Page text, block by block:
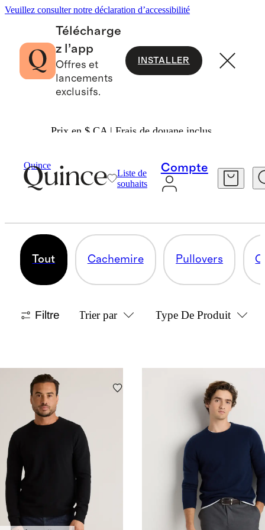
Veuillez consulter notre déclaration d’accessibilité
Télécharge
z l’app
Offres et
lancements
exclusifs.
INSTALLER
Prix en $ CA | Frais de douane inclus.
Quince
Liste de
souhaits
Compte
Sweaters2
SWEATERS
Tout Cachemire Pullovers
Filtre Trier par Type De Produit